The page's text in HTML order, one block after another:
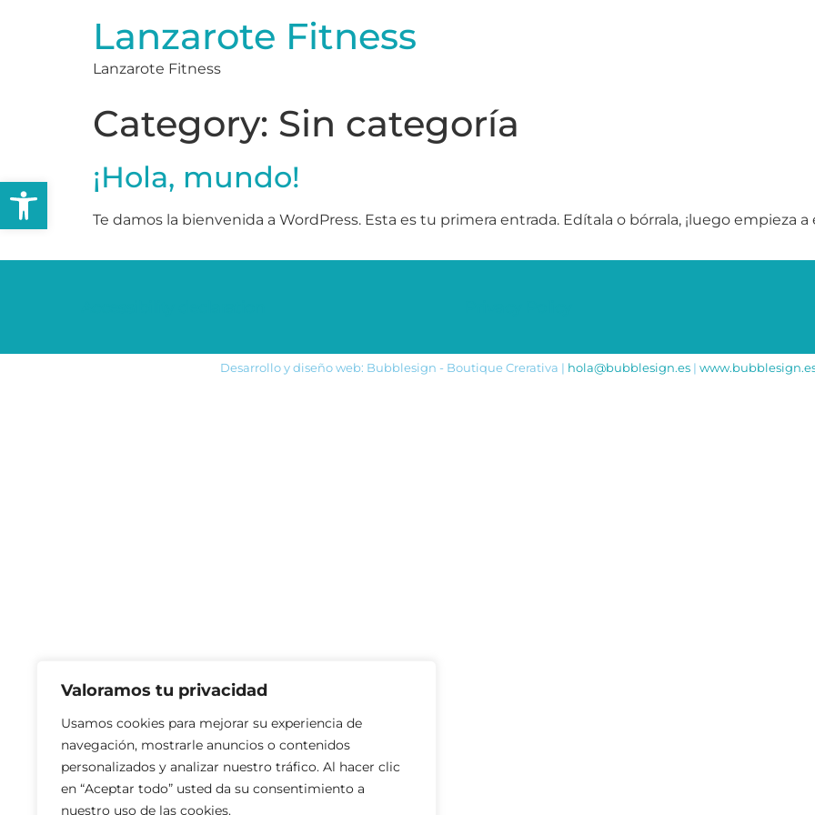
Open toolbar
Valoramos tu privacidad
Usamos cookies para mejorar su experiencia de
navegación, mostrarle anuncios o contenidos
personalizados y analizar nuestro tráfico. Al hacer clic
en “Aceptar todo” usted da su consentimiento a
nuestro uso de las cookies.
Lanzarote Fitness
Lanzarote Fitness
Category: Sin categoría
¡Hola, mundo!
Te damos la bienvenida a WordPress. Esta es tu primera entrada. Edítala o bórrala, ¡luego empieza a
Desarrollo y diseño web: Bubblesign - Boutique Crerativa | hola@bubblesign.es |